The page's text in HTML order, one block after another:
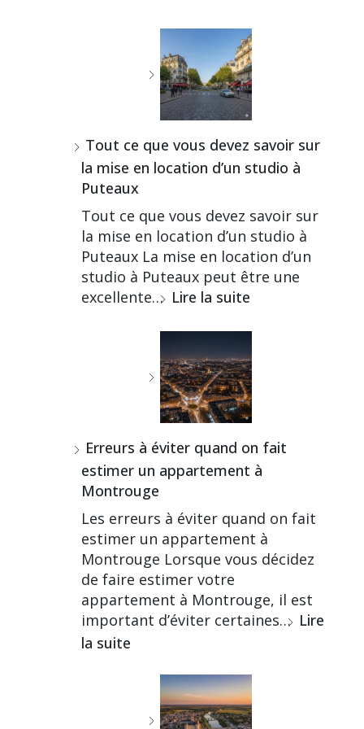
Tout ce que vous devez savoir sur
la mise en location d’un studio à
Puteaux
Tout ce que vous devez savoir sur
la mise en location d’un studio à
Puteaux La mise en location d’un
studio à Puteaux peut être une
excellente… Lire la suite
Erreurs à éviter quand on fait
estimer un appartement à
Montrouge
Les erreurs à éviter quand on fait
estimer un appartement à
Montrouge Lorsque vous décidez
de faire estimer votre
appartement à Montrouge, il est
important d’éviter certaines… Lire
la suite